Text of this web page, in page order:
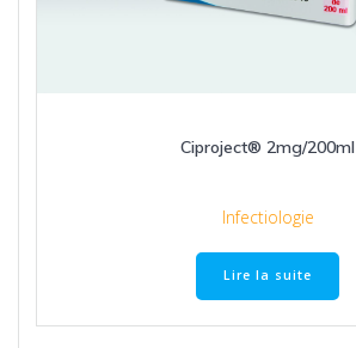
Ciproject® 2mg/200ml
Infectiologie
Lire la suite